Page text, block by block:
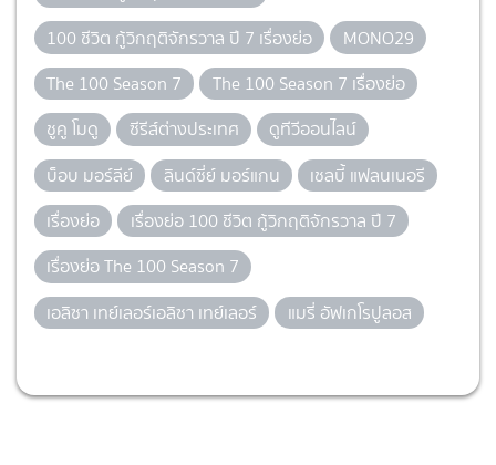
100 ชีวิต กู้วิกฤติจักรวาล ปี 7 เรื่องย่อ
MONO29
The 100 Season 7
The 100 Season 7 เรื่องย่อ
ชูคู โมดู
ซีรีส์ต่างประเทศ
ดูทีวีออนไลน์
บ็อบ มอร์ลีย์
ลินด์ซี่ย์ มอร์แกน
เชลบี้ แฟลนเนอรี
เรื่องย่อ
เรื่องย่อ 100 ชีวิต กู้วิกฤติจักรวาล ปี 7
เรื่องย่อ The 100 Season 7
เอลิซา เทย์เลอร์เอลิซา เทย์เลอร์
แมรี่ อัฟเกโรปูลอส